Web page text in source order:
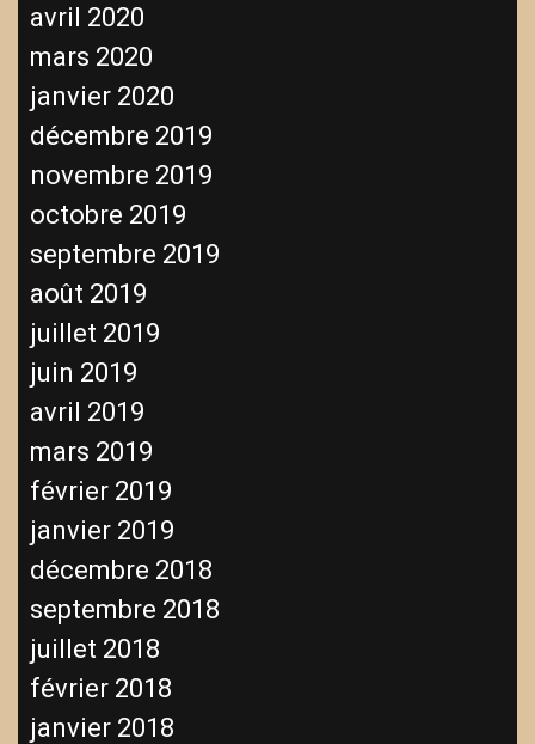
avril 2020
mars 2020
janvier 2020
décembre 2019
novembre 2019
octobre 2019
septembre 2019
août 2019
juillet 2019
juin 2019
avril 2019
mars 2019
février 2019
janvier 2019
décembre 2018
septembre 2018
juillet 2018
février 2018
janvier 2018